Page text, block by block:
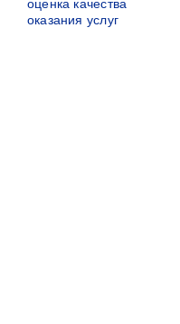
оценка качества
оказания услуг